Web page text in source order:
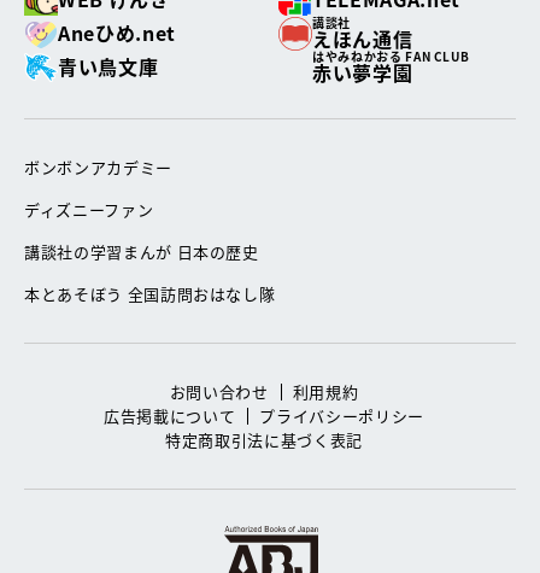
Aneひめ.net
講談社
えほん通信
青い鳥文庫
はやみねかおる FAN CLUB
赤い夢学園
ボンボンアカデミー
ディズニーファン
講談社の学習まんが 日本の歴史
本とあそぼう 全国訪問おはなし隊
お問い合わせ
利用規約
広告掲載について
プライバシーポリシー
特定商取引法に基づく表記